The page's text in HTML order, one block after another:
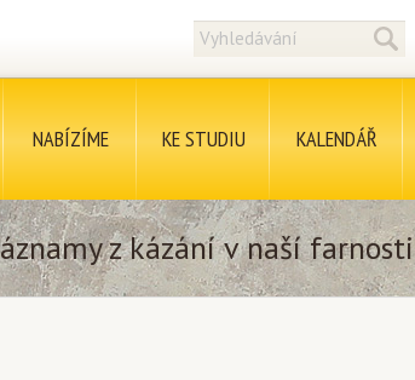
NABÍZÍME KE STUDIU KALENDÁŘ
z kázání v naší farnosti